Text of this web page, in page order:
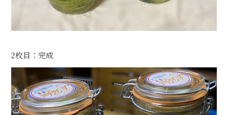
2枚目：完成